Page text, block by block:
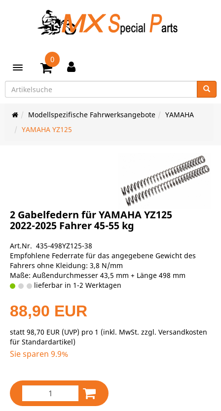
Toggle navigation
0
Modellspezifische Fahrwerksangebote
YAMAHA
YAMAHA YZ125
2 Gabelfedern für YAMAHA YZ125
2022-2025 Fahrer 45-55 kg
Art.Nr. 435-498YZ125-38
Empfohlene Federrate für das angegebene Gewicht des
Fahrers ohne Kleidung: 3,8 N/mm
Maße: Außendurchmesser 43,5 mm + Länge 498 mm
lieferbar in 1-2 Werktagen
88,90 EUR
statt 98,70 EUR (UVP) pro 1 (inkl. MwSt. zzgl. Versandkosten
für Standardartikel)
Sie sparen 9.9%